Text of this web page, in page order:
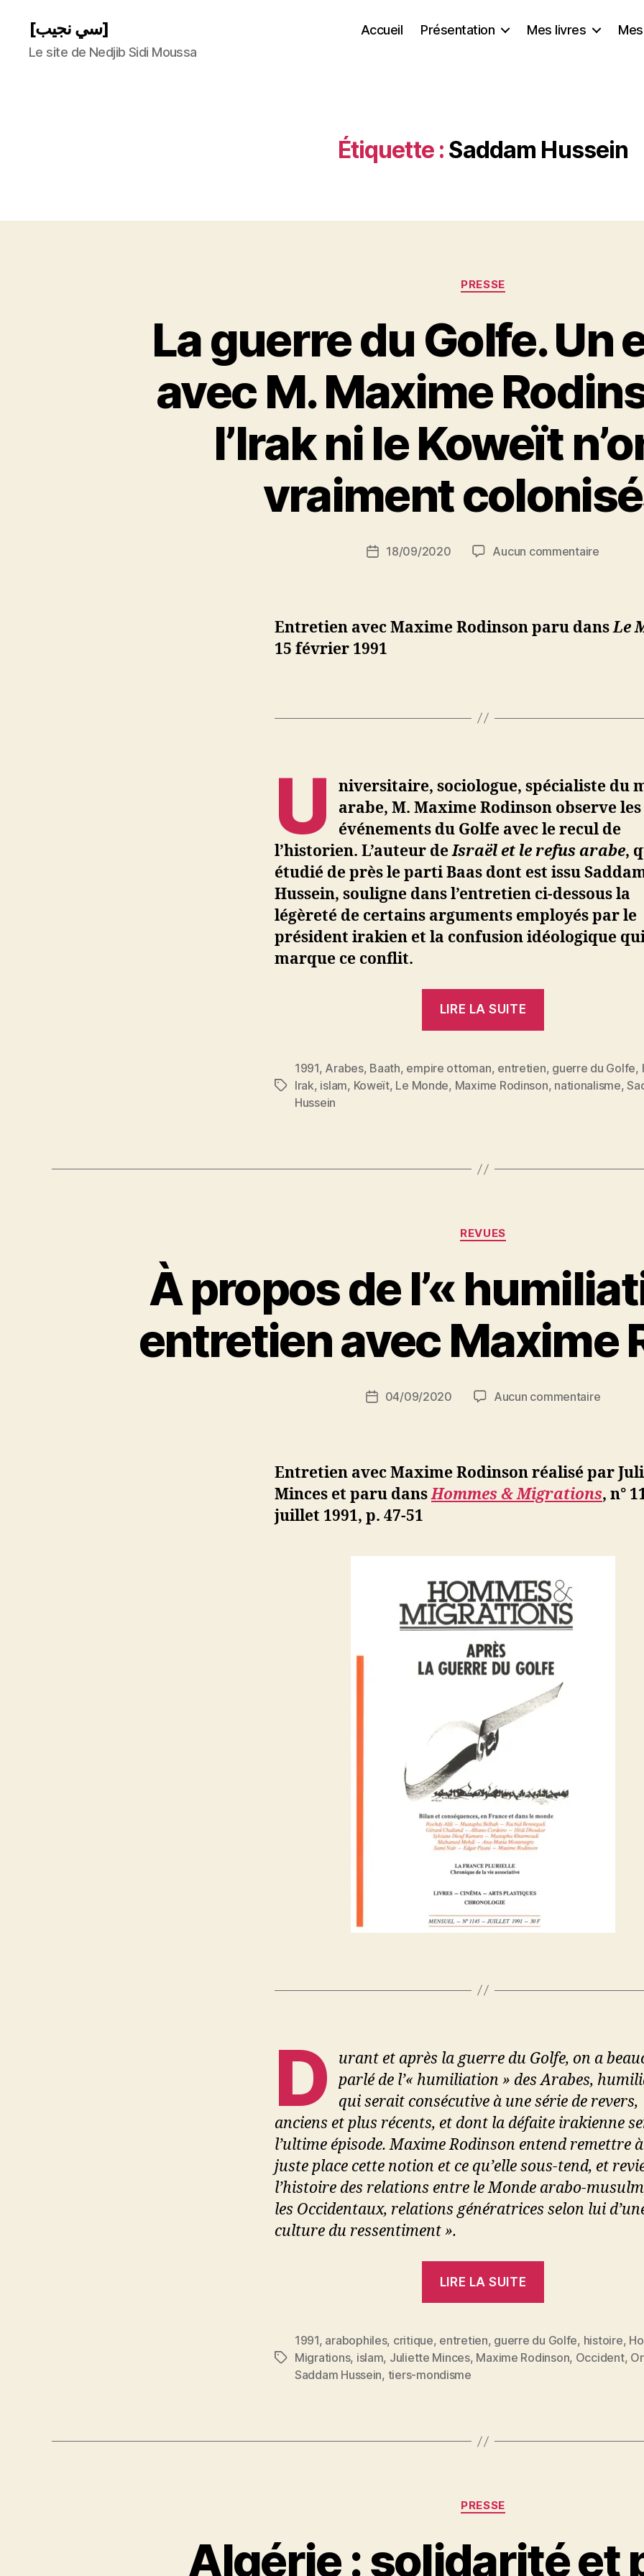
[سي نجيب]
Le site de Nedjib Sidi Moussa
Accueil Présentation Mes livres
Étiquette : Saddam Hussein
Catégories
PRESSE
La guerre du Golfe. Un
avec M. Maxime
l’Irak ni le Koweït
vraiment
P
a
r
N
b
Date18/09/2020 Aucun commentairesur
Golfe.
Un
ni
le
Koweït
n’ont
été
Entretien avec Maxime Rodinson paru dansLe
15 février 1991
U
niversitaire, sociologue, spécialiste du
arabe, M. Maxime Rodinson observe les
événements du Golfe avec le recul de
l’historien. L’auteur deIsraël et le refus arabe,
étudié de près le parti Baas dont est issu
Hussein, souligne dans l’entretien ci-dessous la
légèreté de certains arguments employés par le
président irakien et la confusion idéologique
marque ce conflit.
LIRE LA SUITE
Golfe.
Un
l’Irak
ni
le
Koweït
n’ont
vraiment
Étiquettes
1991, Arabes, Baath, empire ottoman, entretien, guerre du Golfe,
Irak, islam, Koweït, Le Monde, Maxime Rodinson, nationalisme,
Hussein
Catégories
REVUES
À propos de l’«
entretien avec Maxime
Auteur
N
b
Date04/09/2020 Aucun commentairesur
».
Entretien avec Maxime Rodinson réalisé par
Minces et paru dansHommes & Migrations, n°
juillet 1991, p. 47-51
D
urant et après la guerre du Golfe, on a
parlé de l’« humiliation » des Arabes,
qui serait consécutive à une série de revers,
anciens et plus récents, et dont la défaite irakienne
l’ultime épisode. Maxime Rodinson entend remettre
juste place cette notion et ce qu’elle sous-tend, et
l’histoire des relations entre le Monde arabo-
les Occidentaux, relations génératrices selon lui
culture du ressentiment ».
LIRE LA SUITE
l’«
humiliation
Étiquettes
1991, arabophiles, critique, entretien, guerre du Golfe, histoire,
Migrations, islam, Juliette Minces, Maxime Rodinson, Occident,
Saddam Hussein, tiers-mondisme
Catégories
PRESSE
Algérie : solidarité et
a